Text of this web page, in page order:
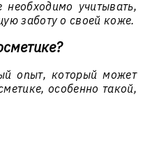
учитывать,
заботу о своей коже.
опыт, который может
особенно такой,